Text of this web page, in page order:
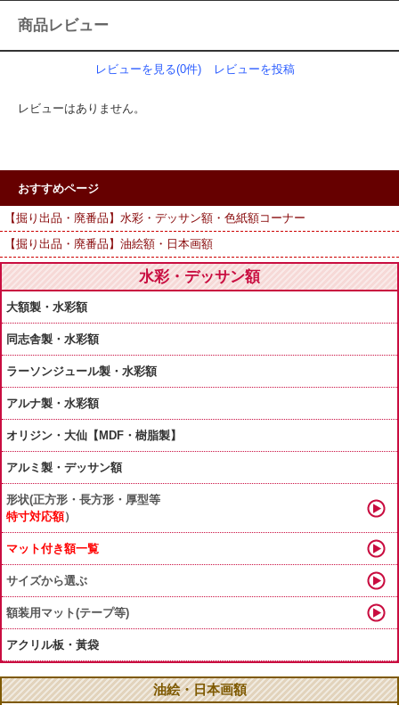
商品レビュー
レビューを見る(0件) レビューを投稿
レビューはありません。
おすすめページ
【掘り出品・廃番品】水彩・デッサン額・色紙額コーナー
【掘り出品・廃番品】油絵額・日本画額
水彩・デッサン額
大額製・水彩額
同志舎製・水彩額
ラーソンジュール製・水彩額
アルナ製・水彩額
オリジン・大仙【MDF・樹脂製】
アルミ製・デッサン額
形状(正方形・長方形・厚型等
特寸対応額）
マット付き額一覧
サイズから選ぶ
額装用マット(テープ等)
アクリル板・黃袋
油絵・日本画額